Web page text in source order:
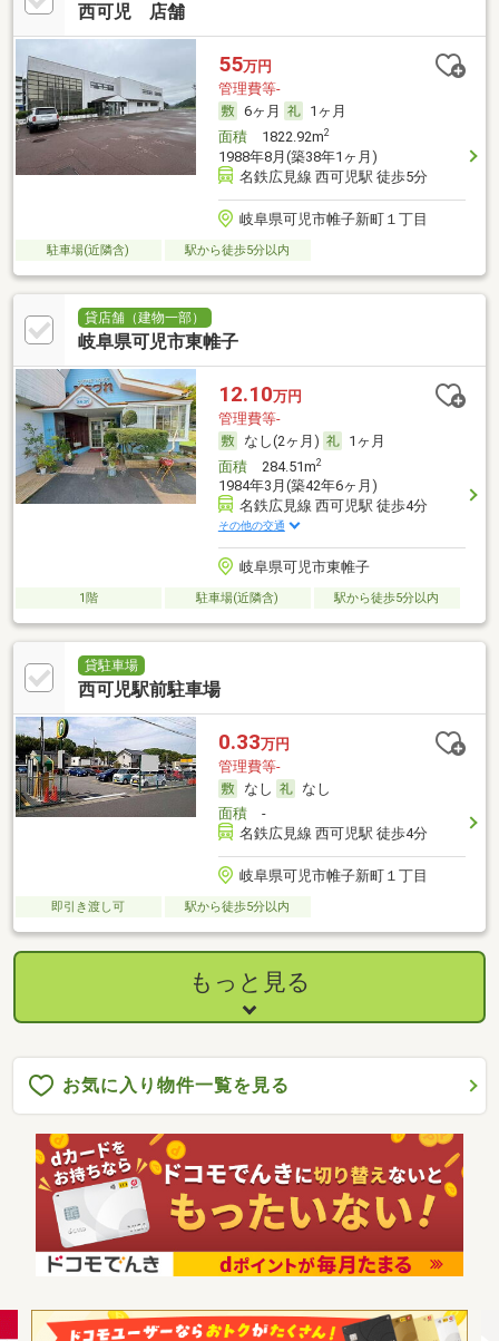
西可児 店舗
55万円
管理費等-
6ヶ月
1ヶ月
面積1822.92m2
1988年8月(築38年1ヶ月)
名鉄広見線 西可児駅 徒歩5分
岐阜県可児市帷子新町１丁目
駐車場(近隣含) 駅から徒歩5分以内
貸店舗（建物一部）
岐阜県可児市東帷子
12.10万円
管理費等-
なし(2ヶ月)
1ヶ月
面積284.51m2
1984年3月(築42年6ヶ月)
名鉄広見線 西可児駅 徒歩4分
その他の交通
岐阜県可児市東帷子
1階 駐車場(近隣含) 駅から徒歩5分以内
貸駐車場
西可児駅前駐車場
0.33万円
管理費等-
なし
なし
面積-
名鉄広見線 西可児駅 徒歩4分
岐阜県可児市帷子新町１丁目
即引き渡し可 駅から徒歩5分以内
もっと見る
お気に入り物件一覧を見る